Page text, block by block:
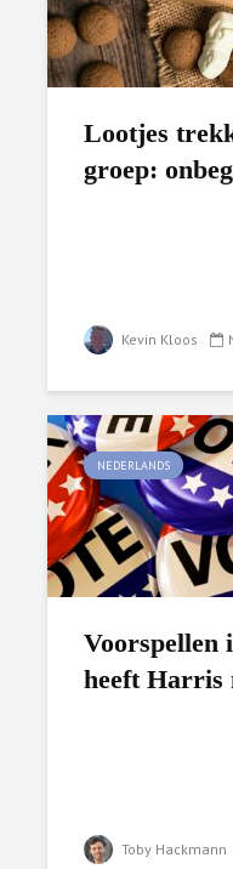
Lootjes
groep:
Kevin Kloos
NEDERLANDS
Voorspellen
heeft Harris
Toby Hackmann